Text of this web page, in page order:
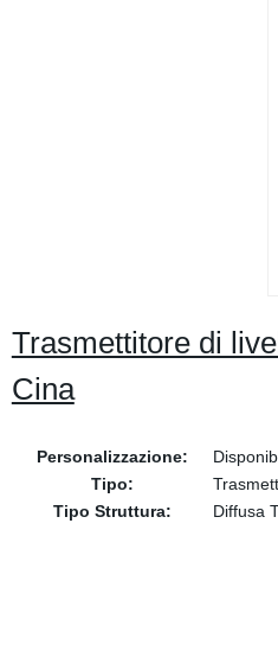
Trasmettitore di
Cina
Personalizzazione:
Tipo:
Tipo Struttura:
Diffusa